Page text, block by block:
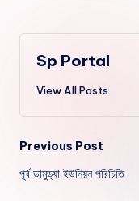
Sp Portal
View All Posts
Post
navigation
Previous Post
পূর্ব ডামুড্যা ইউনিয়ন পরিচিতি